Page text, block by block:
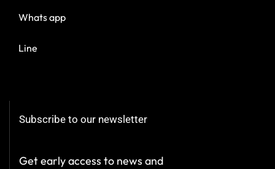
Whats app
Line
Subscribe to our newsletter
Get early access to news and